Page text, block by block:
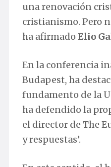
una renovación
cristianismo. Pero
ha afirmado Elio
En la conferencia
Budapest, ha
fundamento de la
ha defendido la
el director de The
y respuestas’.